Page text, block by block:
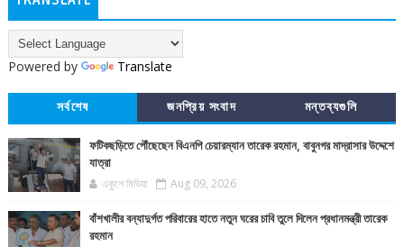
Powered by Translate
সর্বশেষ জনপ্রিয় সংবাদ মন্তব্যগুলি
ফটিকছড়িতে পৌঁছেছেন বিএনপি চেয়ারম্যান তারেক রহমান, বাবুনগর মাদ্রাসার উদ্দেশে
যাত্রা
একুশে মিডিয়া Aug 09, 2026
বাঁশখালীর বন্যাদুর্গত পরিবারের হাতে নতুন ঘরের চাবি তুলে দিলেন প্রধানমন্ত্রী তারেক
রহমান